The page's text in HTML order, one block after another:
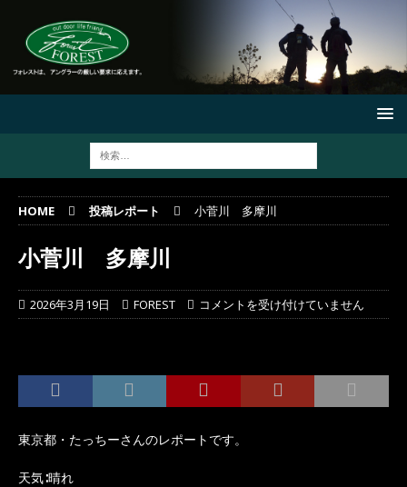
HOME 投稿レポート 小菅川 多摩川
小菅川 多摩川
2026年3月19日 FOREST コメントを受け付けていません
東京都・たっちーさんのレポートです。
天気∶晴れ